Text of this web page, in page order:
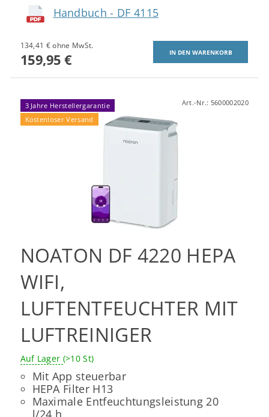
Handbuch - DF 4115
134,41 € ohne MwSt.
159,95 €
3 Jahre Herstellergarantie
Kostenloser Versand
Art.-Nr.: 5600002020
NOATON DF 4220 HEPA
WIFI,
LUFTENTFEUCHTER MIT
LUFTREINIGER
Auf Lager (>10 St)
Mit App steuerbar
HEPA Filter H13
Maximale Entfeuchtungsleistung 20
l/24 h